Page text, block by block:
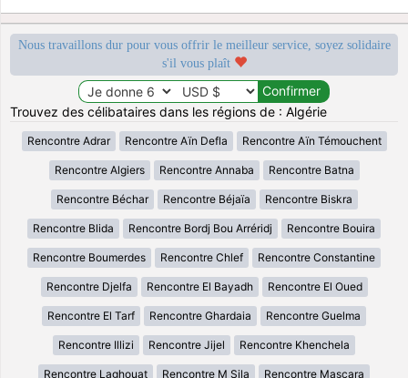
Nous travaillons dur pour vous offrir le meilleur service, soyez solidaire
s'il vous plaît
Trouvez des célibataires dans les régions de : Algérie
Rencontre Adrar Rencontre Aïn Defla Rencontre Aïn Témouchent
Rencontre Algiers Rencontre Annaba Rencontre Batna
Rencontre Béchar Rencontre Béjaïa Rencontre Biskra
Rencontre Blida Rencontre Bordj Bou Arréridj Rencontre Bouira
Rencontre Boumerdes Rencontre Chlef Rencontre Constantine
Rencontre Djelfa Rencontre El Bayadh Rencontre El Oued
Rencontre El Tarf Rencontre Ghardaia Rencontre Guelma
Rencontre Illizi Rencontre Jijel Rencontre Khenchela
Rencontre Laghouat Rencontre M Sila Rencontre Mascara